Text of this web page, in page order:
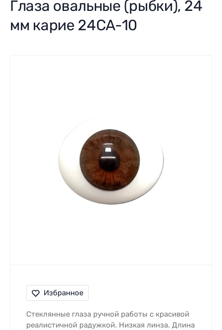
Глаза овальные (рыбки), 24
мм карие 24CA-10
Избранное
Стеклянные глаза ручной работы с красивой
реалистичной радужкой. Низкая линза. Длина